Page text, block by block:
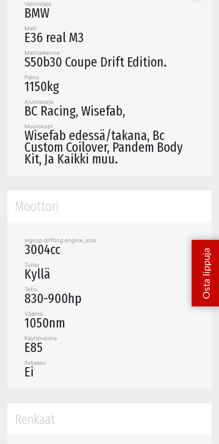
Valmistaja
BMW
Malli
E36 real M3
Mallitarkenne
S50b30 Coupe Drift Edition.
Paino
1150kg
Alustasarja
BC Racing, Wisefab,
Muutokset
Wisefab edessä/takana, Bc
Custom Coilover, Pandem Body
Kit, Ja Kaikki muu.
Moottori
signup.drifting.engine_size
3004cc
Turbo
Kyllä
Teho
830-900hp
Vääntö
1050nm
Käyttövoima
E85
Ilokaasu
Ei
Renkaat